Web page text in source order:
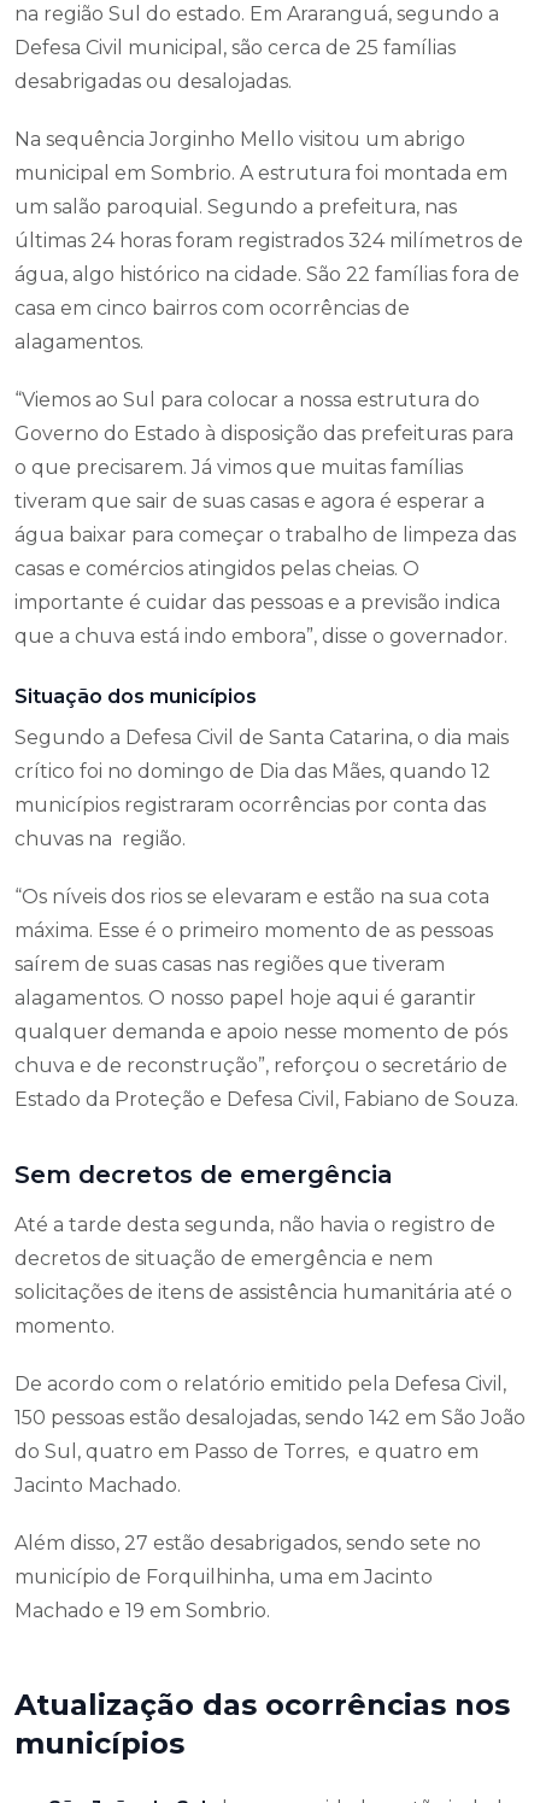
na região Sul do estado. Em Araranguá, segundo a
Defesa Civil municipal, são cerca de 25 famílias
desabrigadas ou desalojadas.
Na sequência Jorginho Mello visitou um abrigo
municipal em Sombrio. A estrutura foi montada em
um salão paroquial. Segundo a prefeitura, nas
últimas 24 horas foram registrados 324 milímetros de
água, algo histórico na cidade. São 22 famílias fora de
casa em cinco bairros com ocorrências de
alagamentos.
“Viemos ao Sul para colocar a nossa estrutura do
Governo do Estado à disposição das prefeituras para
o que precisarem. Já vimos que muitas famílias
tiveram que sair de suas casas e agora é esperar a
água baixar para começar o trabalho de limpeza das
casas e comércios atingidos pelas cheias. O
importante é cuidar das pessoas e a previsão indica
que a chuva está indo embora”, disse o governador.
Situação dos municípios
Segundo a Defesa Civil de Santa Catarina, o dia mais
crítico foi no domingo de Dia das Mães, quando 12
municípios registraram ocorrências por conta das
chuvas na região.
“Os níveis dos rios se elevaram e estão na sua cota
máxima. Esse é o primeiro momento de as pessoas
saírem de suas casas nas regiões que tiveram
alagamentos. O nosso papel hoje aqui é garantir
qualquer demanda e apoio nesse momento de pós
chuva e de reconstrução”, reforçou o secretário de
Estado da Proteção e Defesa Civil, Fabiano de Souza.
Sem decretos de emergência
Até a tarde desta segunda, não havia o registro de
decretos de situação de emergência e nem
solicitações de itens de assistência humanitária até o
momento.
De acordo com o relatório emitido pela Defesa Civil,
150 pessoas estão desalojadas, sendo 142 em São João
do Sul, quatro em Passo de Torres, e quatro em
Jacinto Machado.
Além disso, 27 estão desabrigados, sendo sete no
município de Forquilhinha, uma em Jacinto
Machado e 19 em Sombrio.
Atualização das ocorrências nos
municípios